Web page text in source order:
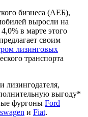
бизнеса (АЕБ),
выросли на
в марте этого
своим
лизинговых
транспорта
лизингодателя,
выгоду*
фургоны Ford
и Fiat.